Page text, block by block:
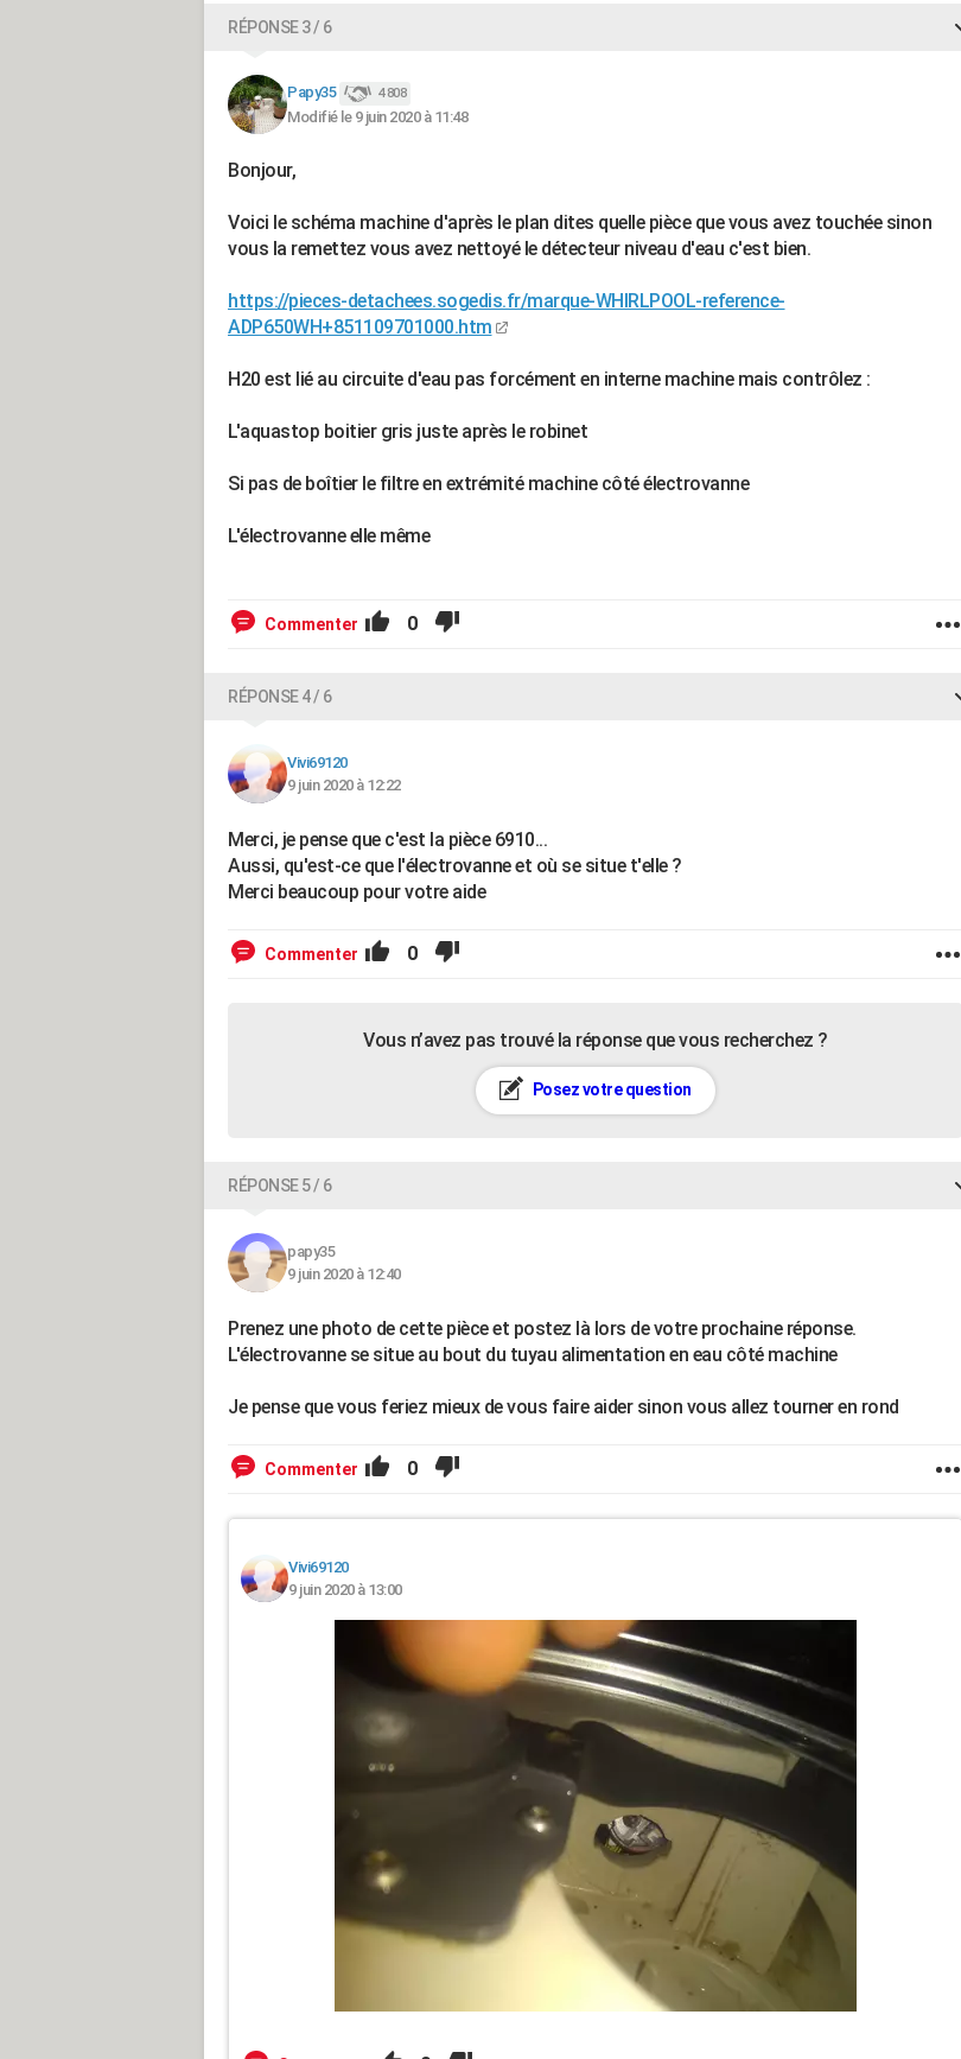
RÉPONSE 3 / 6
Papy35 4 808
Modifié le 9 juin 2020 à 11:48
Bonjour,
Voici le schéma machine d'après le plan dites quelle pièce que vous avez touchée sinon
vous la remettez vous avez nettoyé le détecteur niveau d'eau c'est bien.
https://pieces-detachees.sogedis.fr/marque-WHIRLPOOL-reference-
ADP650WH+851109701000.htm
H20 est lié au circuite d'eau pas forcément en interne machine mais contrôlez :
L'aquastop boitier gris juste après le robinet
Si pas de boîtier le filtre en extrémité machine côté électrovanne
L'électrovanne elle même
Commenter 0
RÉPONSE 4 / 6
Vivi69120
9 juin 2020 à 12:22
Merci, je pense que c'est la pièce 6910...
Aussi, qu'est-ce que l'électrovanne et où se situe t'elle ?
Merci beaucoup pour votre aide
Commenter 0
Vous n’avez pas trouvé la réponse que vous recherchez ?
Posez votre question
RÉPONSE 5 / 6
papy35
9 juin 2020 à 12:40
Prenez une photo de cette pièce et postez là lors de votre prochaine réponse.
L'électrovanne se situe au bout du tuyau alimentation en eau côté machine
Je pense que vous feriez mieux de vous faire aider sinon vous allez tourner en rond
Commenter 0
Vivi69120
9 juin 2020 à 13:00